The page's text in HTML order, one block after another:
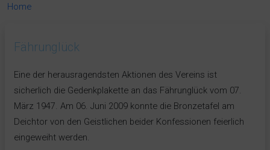
Home
Fährunglück
Eine der herausragendsten Aktionen des Vereins ist
sicherlich die Gedenkplakette an das Fährunglück vom 07.
März 1947. Am 06. Juni 2009 konnte die Bronzetafel am
Deichtor von den Geistlichen beider Konfessionen feierlich
eingeweiht werden.